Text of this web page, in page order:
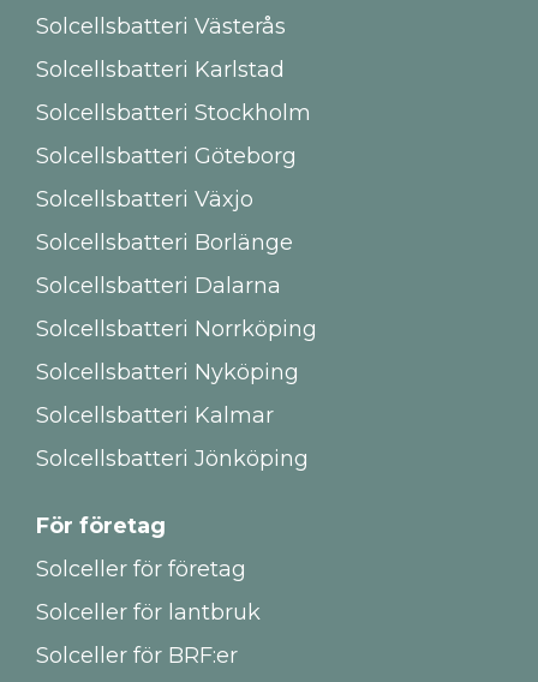
Solcellsbatteri Västerås
Solcellsbatteri Karlstad
Solcellsbatteri Stockholm
Solcellsbatteri Göteborg
Solcellsbatteri Växjo
Solcellsbatteri Borlänge
Solcellsbatteri Dalarna
Solcellsbatteri Norrköping
Solcellsbatteri Nyköping
Solcellsbatteri Kalmar
Solcellsbatteri Jönköping
För företag
Solceller för företag
Solceller för lantbruk
Solceller för BRF:er